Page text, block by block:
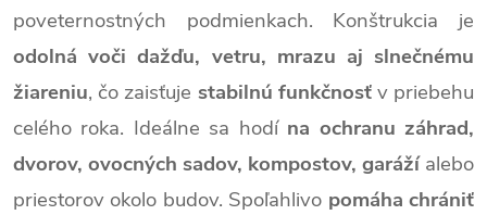
poveternostných podmienkach. Konštrukcia je
odolná voči dažďu, vetru, mrazu aj slnečnému
žiareniu, čo zaisťuje stabilnú funkčnosťv priebehu
celého roka. Ideálne sa hodí na ochranu záhrad,
dvorov, ovocných sadov, kompostov, garážíalebo
priestorov okolo budov. Spoľahlivo pomáha chrániť